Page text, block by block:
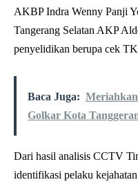
AKBP Indra Wenny Panji
Tangerang Selatan AKP
penyelidikan berupa cek
Baca Juga:
Golkar Kota
Dari hasil analisis CCTV
identifikasi pelaku